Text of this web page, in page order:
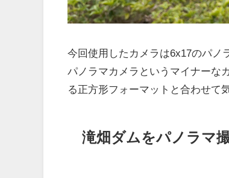
今回使用したカメラは6x17のパノ
パノラマカメラというマイナーな
る正方形フォーマットと合わせて
滝畑ダムをパノラマ